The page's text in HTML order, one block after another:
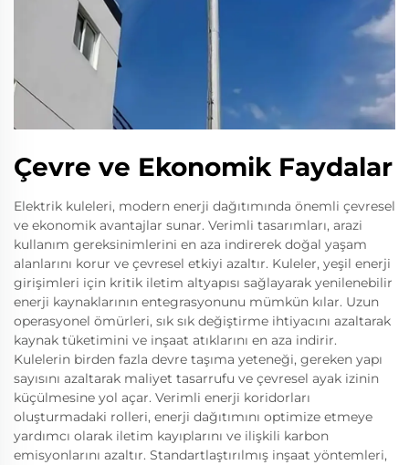
Çevre ve Ekonomik Faydalar
Elektrik kuleleri, modern enerji dağıtımında önemli çevresel
ve ekonomik avantajlar sunar. Verimli tasarımları, arazi
kullanım gereksinimlerini en aza indirerek doğal yaşam
alanlarını korur ve çevresel etkiyi azaltır. Kuleler, yeşil enerji
girişimleri için kritik iletim altyapısı sağlayarak yenilenebilir
enerji kaynaklarının entegrasyonunu mümkün kılar. Uzun
operasyonel ömürleri, sık sık değiştirme ihtiyacını azaltarak
kaynak tüketimini ve inşaat atıklarını en aza indirir.
Kulelerin birden fazla devre taşıma yeteneği, gereken yapı
sayısını azaltarak maliyet tasarrufu ve çevresel ayak izinin
küçülmesine yol açar. Verimli enerji koridorları
oluşturmadaki rolleri, enerji dağıtımını optimize etmeye
yardımcı olarak iletim kayıplarını ve ilişkili karbon
emisyonlarını azaltır. Standartlaştırılmış inşaat yöntemleri,